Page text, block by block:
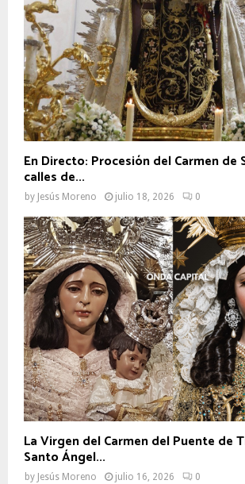
En Directo: Procesión del Carmen de
calles de...
by Jesús Moreno julio 18, 2026 0
La Virgen del Carmen del Puente de
Santo Ángel...
by Jesús Moreno julio 16, 2026 0